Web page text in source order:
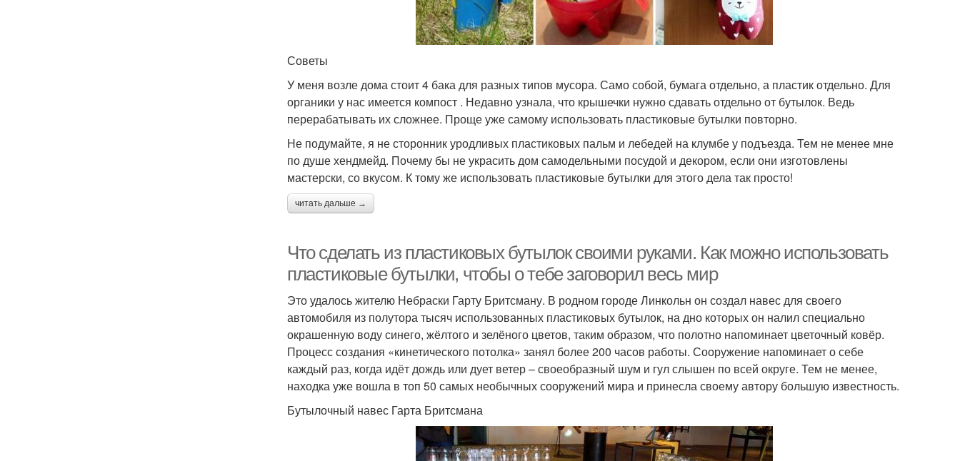
Советы
У меня возле дома стоит 4 бака для разных типов мусора. Само собой, бумага отдельно, а пластик отдельно. Для
органики у нас имеется компост . Недавно узнала, что крышечки нужно сдавать отдельно от бутылок. Ведь
перерабатывать их сложнее. Проще уже самому использовать пластиковые бутылки повторно.
Не подумайте, я не сторонник уродливых пластиковых пальм и лебедей на клумбе у подъезда. Тем не менее мне
по душе хендмейд. Почему бы не украсить дом самодельными посудой и декором, если они изготовлены
мастерски, со вкусом. К тому же использовать пластиковые бутылки для этого дела так просто!
читать дальше →
Что сделать из пластиковых бутылок своими руками. Как можно использовать
пластиковые бутылки, чтобы о тебе заговорил весь мир
Это удалось жителю Небраски Гарту Бритсману. В родном городе Линкольн он создал навес для своего
автомобиля из полутора тысяч использованных пластиковых бутылок, на дно которых он налил специально
окрашенную воду синего, жёлтого и зелёного цветов, таким образом, что полотно напоминает цветочный ковёр.
Процесс создания «кинетического потолка» занял более 200 часов работы. Сооружение напоминает о себе
каждый раз, когда идёт дождь или дует ветер – своеобразный шум и гул слышен по всей округе. Тем не менее,
находка уже вошла в топ 50 самых необычных сооружений мира и принесла своему автору большую известность.
Бутылочный навес Гарта Бритсмана